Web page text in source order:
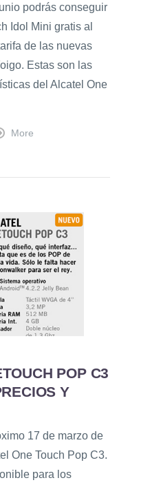
podrás conseguir
Idol Mini gratis al
de las nuevas
Estas son las
del Alcatel One
More
POP C3
Y
17 de marzo de
One Touch Pop C3.
para los